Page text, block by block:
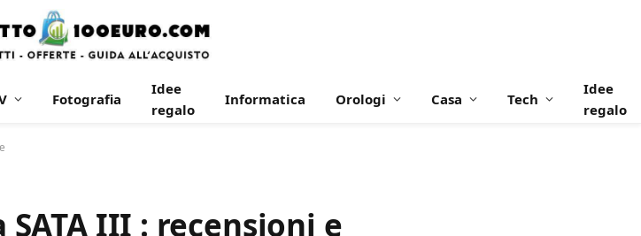
Fotografia
Idee
regalo
Informatica Orologi Casa Tech
Idee
regalo
SATA III : recensioni e